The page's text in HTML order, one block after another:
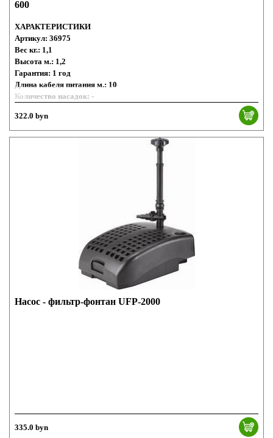
600
ХАРАКТЕРИСТИКИ
Артикул: 36975
Вес кг.: 1,1
Высота м.: 1,2
Гарантия: 1 год
Длина кабеля питания м.: 10
Количество насадок: -
Максимальная производительность л/час.: 600
Номинальное напряжение: 230 В / 50 Гц
Площадь всасывающего фильтра (см²): 45
322.0 byn
Насос - фильтр-фонтан UFP-2000
335.0 byn